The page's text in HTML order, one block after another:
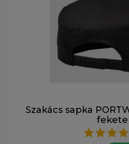
Szakács sapka
fekete